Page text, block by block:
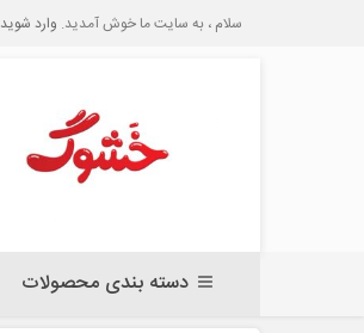
سلام ، به سایت ما خوش آمدید. وارد شوید
دسته بندی محصولات